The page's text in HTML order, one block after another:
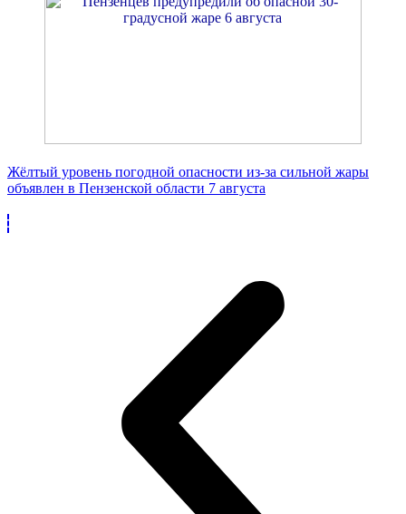
Жёлтый уровень погодной опасности из-за сильной жары
объявлен в Пензенской области 7 августа